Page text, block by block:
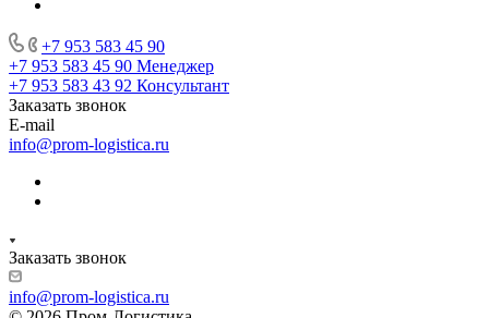
+7 953 583 45 90
+7 953 583 45 90 Менеджер
+7 953 583 43 92 Консультант
Заказать звонок
E-mail
info@prom-logistica.ru
Заказать звонок
info@prom-logistica.ru